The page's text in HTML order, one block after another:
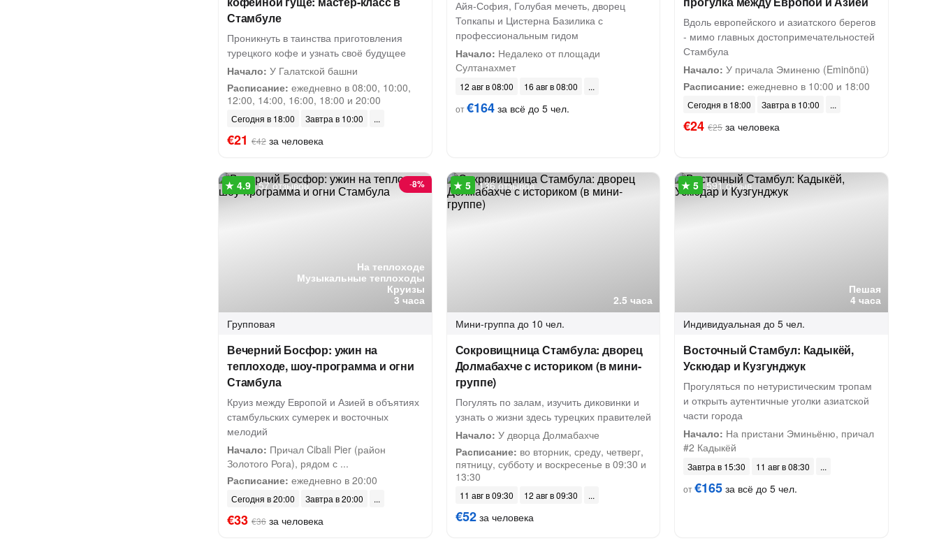
Стамбуле
Проникнуть в таинства приготовления
турецкого кофе и узнать своё будущее
Начало: У Галатской башни
Расписание: ежедневно в 08:00, 10:00,
12:00, 14:00, 16:00, 18:00 и 20:00
Сегодня в 18:00 Завтра в 10:00
€21 €42 за человека
Айя-София, Голубая мечеть, дворец
Топкапы и Цистерна Базилика с
профессиональным гидом
Начало: Недалеко от площади
Султанахмет
12 авг в 08:00
16 авг в 08:00
от€164за всё до 5 чел.
Вдоль европейского и азиатского берегов
- мимо главных достопримечательностей
Стамбула
Начало: У причала Эминеню (Eminönü)
Расписание: ежедневно в 10:00 и 18:00
Сегодня в 18:00 Завтра в 10:00
€24 €25за человека
На теплоходе
Музыкальные теплоходы
Круизы
3 часа
-8%
57 отзывов
Групповая
Вечерний Босфор: ужин на
теплоходе, шоу-программа и огни
Стамбула
Круиз между Европой и Азией в объятиях
стамбульских сумерек и восточных
мелодий
Начало: Причал Cibali Pier (район
Золотого Рога), рядом с ...
Расписание: ежедневно в 20:00
Сегодня в 20:00 Завтра в 20:00
€33 €36 за человека
2.5 часа
136 отзывов
Мини-группа до 10 чел.
Сокровищница Стамбула: дворец
Долмабахче с историком (в мини-
группе)
Погулять по залам, изучить диковинки и
узнать о жизни здесь турецких правителей
Начало: У дворца Долмабахче
Расписание: во вторник, среду, четверг,
пятницу, субботу и воскресенье в 09:30 и
13:30
11 авг в 09:30 12 авг в 09:30
€52за человека
Пешая
4 часа
591 отзыв
Индивидуальная до 5 чел.
Восточный Стамбул: Кадыкёй,
Ускюдар и Кузгунджук
Прогуляться по нетуристическим тропам
и открыть аутентичные уголки азиатской
части города
Начало: На пристани Эминьёню, причал
#2 Кадыкёй
Завтра в 15:30
11 авг в 08:30
от€165 за всё до 5 чел.